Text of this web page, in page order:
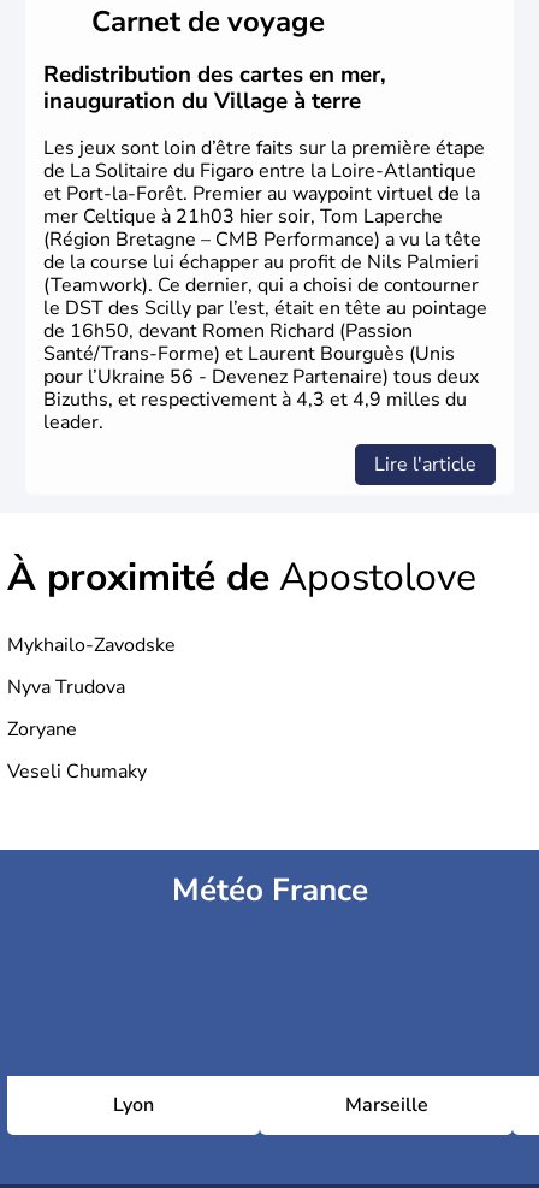
remonte au 24 août 1991. Sébastopol, Karkhov et
Odessa sont les principales villes d'Ukraine.
Carnet de voyage
Redistribution des cartes en mer,
inauguration du Village à terre
Les jeux sont loin d’être faits sur la première étape
de La Solitaire du Figaro entre la Loire-Atlantique
et Port-la-Forêt. Premier au waypoint virtuel de la
mer Celtique à 21h03 hier soir, Tom Laperche
(Région Bretagne – CMB Performance) a vu la tête
de la course lui échapper au profit de Nils Palmieri
(Teamwork). Ce dernier, qui a choisi de contourner
le DST des Scilly par l’est, était en tête au pointage
de 16h50, devant Romen Richard (Passion
Santé/Trans-Forme) et Laurent Bourguès (Unis
pour l’Ukraine 56 - Devenez Partenaire) tous deux
Bizuths, et respectivement à 4,3 et 4,9 milles du
leader.
Lire l'article
À proximité deApostolove
Mykhailo-Zavodske
Nyva Trudova
Zoryane
Veseli Chumaky
Météo France
Lyon Marseille